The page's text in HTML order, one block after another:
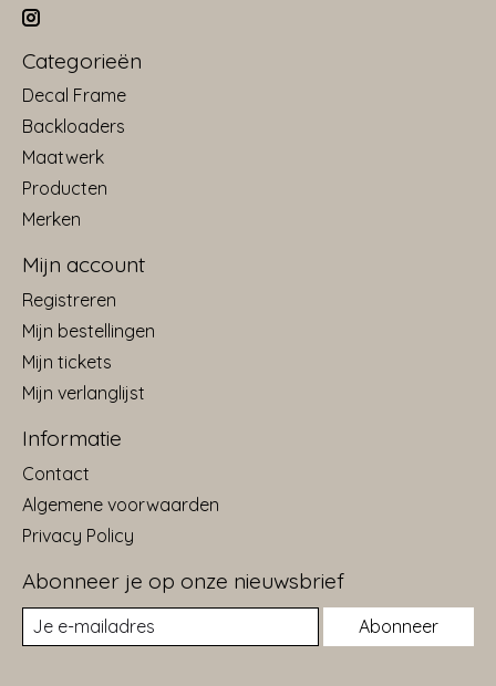
Categorieën
Decal Frame
Backloaders
Maatwerk
Producten
Merken
Mijn account
Registreren
Mijn bestellingen
Mijn tickets
Mijn verlanglijst
Informatie
Contact
Algemene voorwaarden
Privacy Policy
Abonneer je op onze nieuwsbrief
Abonneer